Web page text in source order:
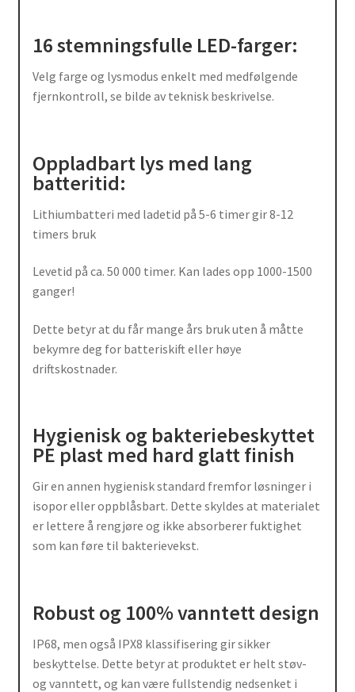
16 stemningsfulle LED-farger:
Velg farge og lysmodus enkelt med medfølgende
fjernkontroll, se bilde av teknisk beskrivelse.
Oppladbart lys med lang
batteritid:
Lithiumbatteri med ladetid på 5-6 timer gir 8-12
timers bruk
Levetid på ca. 50 000 timer. Kan lades opp 1000-1500
ganger!
Dette betyr at du får mange års bruk uten å måtte
bekymre deg for batteriskift eller høye
driftskostnader.
Hygienisk og bakteriebeskyttet
PE plast med hard glatt finish
Gir en annen hygienisk standard fremfor løsninger i
isopor eller oppblåsbart. Dette skyldes at materialet
er lettere å rengjøre og ikke absorberer fuktighet
som kan føre til bakterievekst.
Robust og 100% vanntett design
IP68, men også IPX8 klassifisering gir sikker
beskyttelse. Dette betyr at produktet er helt støv-
og vanntett, og kan være fullstendig nedsenket i